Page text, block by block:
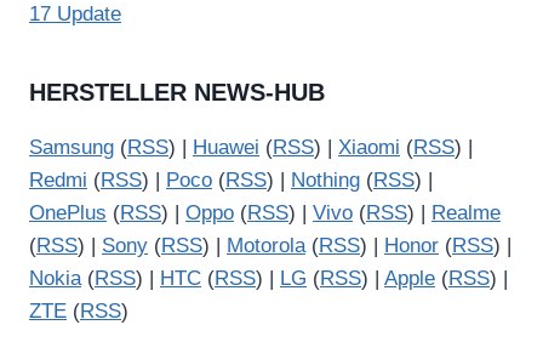
17 Update
HERSTELLER NEWS-HUB
Samsung (RSS) | Huawei (RSS) | Xiaomi (RSS) |
Redmi (RSS) | Poco (RSS) | Nothing (RSS) |
OnePlus (RSS) | Oppo (RSS) | Vivo (RSS) |
Realme
(RSS) | Sony (RSS) | Motorola(RSS) | Honor (RSS) |
Nokia(RSS) | HTC (RSS) | LG (RSS) | Apple (RSS) |
ZTE (RSS)